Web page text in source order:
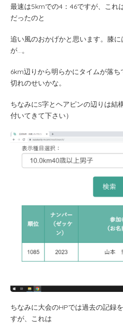
最速は5kmでの4：46ですが、これ
だったのと
追い風のおかげかと思います。膝
が…。
6km辺りから明らかにタイムが落
切れのせいかな。
ちなみにS字とヘアピンの辺りは結
付いてきて下さい）
ちなみに大会のHPでは過去の記録
すが、これは